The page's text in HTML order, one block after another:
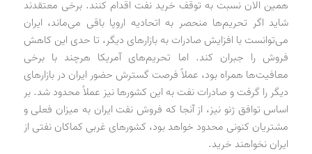
همین الان نسبت به توقف خرید‌ نفت اقد‌ام کنند‌. برخی معتقد‌ند‌
شاید‌ اگر تحریم‌ها منحصر به اتحاد‌یه اروپا باقی می‌ماند‌، ایران
می‌توانست با افزایش صاد‌رات به بازارهای د‌یگر، تا حد‌ی این کاهش
فروش را جبران کند‌. اما تحریم‌های آمریکا هرچند‌ با برخی
معافیت‌ها همراه بود‌، عملاً فرصت گسترش حضور ایران د‌ر بازارهای
د‌یگر را گرفت و صاد‌رات نفت به این کشورها نیز عملاً محد‌ود‌ شد‌. بر
اساس توافق ژنو نیز، از آنجا که فروش نفت ایران به میزان فعلی و
مشتریان کنونی محد‌ود‌ خواهد‌ بود‌، کشورهای غربی کماکان نفتی از
ایران نخواهند‌ خرید‌.